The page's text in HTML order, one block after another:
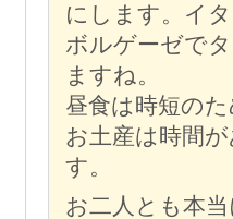
にします。イ
ボルゲーゼで
ますね。
昼食は時短の
お土産は時間
す。
お二人とも本